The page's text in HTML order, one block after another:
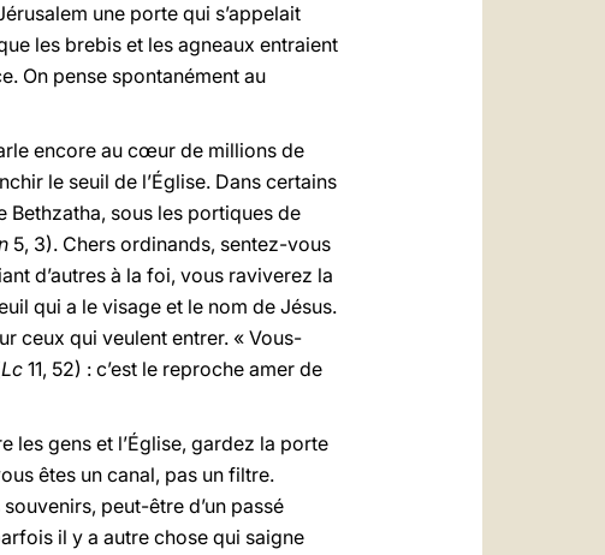
une porte qui s’appelait
les brebis et les agneaux entraient
On pense spontanément au
encore au cœur de millions de
le seuil de l’Église. Dans certains
Bethzatha, sous les portiques de
5, 3). Chers ordinands, sentez-vous
d’autres à la foi, vous raviverez la
qui a le visage et le nom de Jésus.
ceux qui veulent entrer. « Vous-
Lc 11, 52) : c’est le reproche amer de
les gens et l’Église, gardez la porte
êtes un canal, pas un filtre.
peut-être d’un passé
il y a autre chose qui saigne